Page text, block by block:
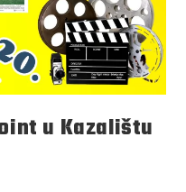
u Kazalištu